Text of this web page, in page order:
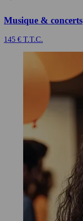
Musique & concerts
145 € T.T.C.